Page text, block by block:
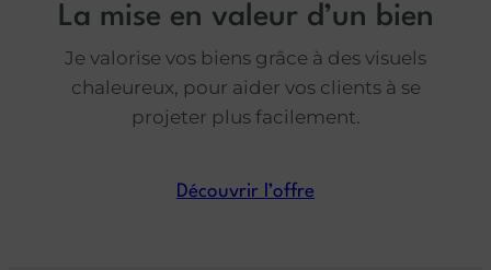
La mise en valeur d’un bien
Je valorise vos biens grâce à des visuels
chaleureux, pour aider vos clients à se
projeter plus facilement.
Découvrir l’offre